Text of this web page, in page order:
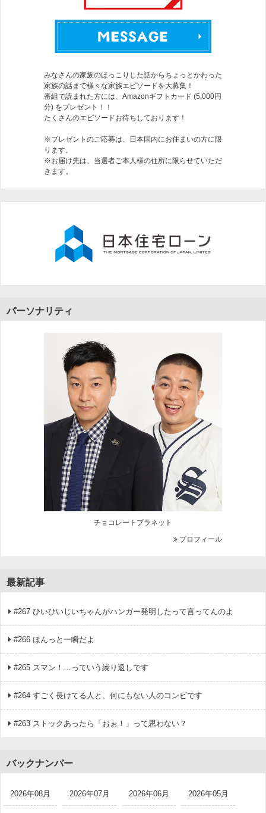
みなさんの家族のほっこりした話からちょっとかわった
家族の話まで様々な家族エピソードを大募集！
番組で読まれた方には、Amazonギフトカード (5,000円
分) をプレゼント！！
たくさんのエピソードお待ちしております！
※プレゼントのご応募は、日本国内にお住まいの方に限
ります。
※お届け先は、当選者ご本人様の住所に限らせていただ
きます。
パーソナリティ
チョコレートプラネット
プロフィール
最新記事
#267 ひいひいじいちゃんがハンガー発明したって言ってんのよ
#266 ほんっと一瞬だよ
#265 スマン！…っていう繰り返しです
#264 すごく長けてる人と、何にもない人のコンビです
#263 ストックあったら「おぉ！」って思わない？
バックナンバー
2026年08月 2026年07月 2026年06月 2026年05月